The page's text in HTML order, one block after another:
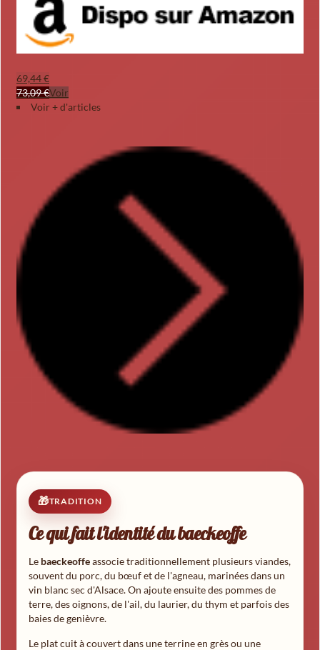
69,44 €
73,09 €Voir
Voir + d'articles
TRADITION
Ce qui fait l'identité du baeckeoffe
Le baeckeoffeassocie traditionnellement plusieurs viandes,
souvent du porc, du bœuf et de l'agneau, marinées dans un
vin blanc sec d'Alsace. On ajoute ensuite des pommes de
terre, des oignons, de l'ail, du laurier, du thym et parfois des
baies de genièvre.
Le plat cuit à couvert dans une terrine en grès ou une